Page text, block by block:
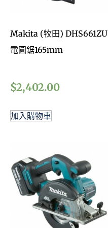
Makita (牧田) DHS661ZU
電圓鋸165mm
$2,402.00
加入購物車